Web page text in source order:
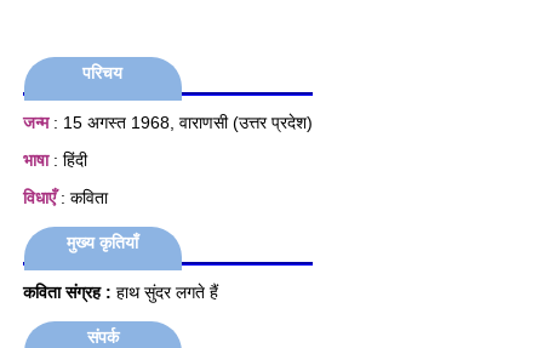
परिचय
जन्म: 15 अगस्त 1968, वाराणसी (उत्तर प्रदेश)
भाषा: हिंदी
विधाएँ: कविता
मुख्य कृतियाँ
कविता संग्रह : हाथ सुंदर लगते हैं
संपर्क